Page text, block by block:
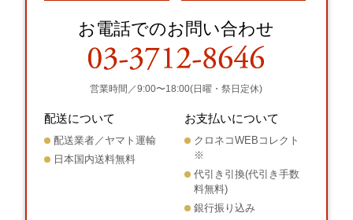
お電話でのお問い合わせ
営業時間／9:00〜18:00(日曜・祭日定休)
配送について
配送業者／ヤマト運輸
日本国内送料無料
お支払いについて
クロネコWEBコレクト
※
代引き引換(代引き手数
料無料)
銀行振り込み